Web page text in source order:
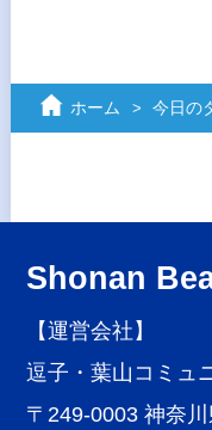
ホーム 今日の
Shonan
【運営会社】
逗子・葉山コミュ
〒249-0003 神奈